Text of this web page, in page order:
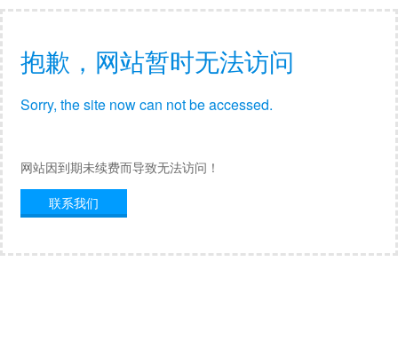
抱歉，网站暂时无法访问
Sorry, the site now can not be accessed.
网站因到期未续费而导致无法访问！
联系我们